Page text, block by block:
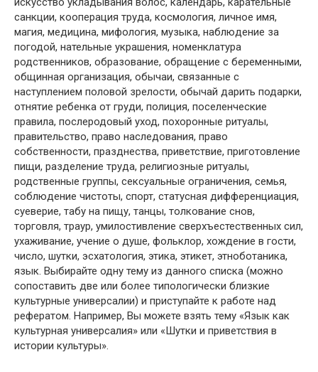
санкции, кооперация труда, космология, личное имя,
магия, медицина, мифология, музыка, наблюдение за
погодой, нательные украшения, номенклатура
родственников, образование, обращение с беременными,
общинная организация, обычаи, связанные с
наступлением половой зрелости, обычай дарить подарки,
отнятие ребенка от груди, полиция, поселенческие
правила, послеродовый уход, похоронные ритуалы,
правительство, право наследования, право
собственности, празднества, приветствие, приготовление
пищи, разделение труда, религиозные ритуалы,
родственные группы, сексуальные ограничения, семья,
соблюдение чистоты, спорт, статусная дифференциация,
суеверие, табу на пищу, танцы, толкование снов,
торговля, траур, умилостивление сверхъестественных сил,
ухаживание, учение о душе, фольклор, хождение в гости,
число, шутки, эсхатология, этика, этикет, этноботаника,
язык. Выбирайте одну тему из данного списка (можно
сопоставить две или более типологически близкие
культурные универсалии) и приступайте к работе над
рефератом. Например, Вы можете взять тему «Язык как
культурная универсалия» или «Шутки и приветствия в
истории культуры».